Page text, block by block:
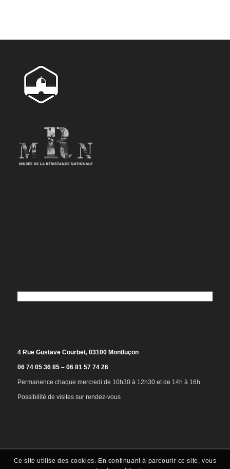
4 Rue Gustave Courbet, 03100 Montluçon
06 74 05 36 85 – 06 81 57 74 26
Permanence chaque mercredi de 10h30 à 12h30 et de 14h à 16h
Possibilité de visites sur rendez-vous
©2025 - Musée de la Résistance et de la Déportation de Montluçon et du
Ce site utilise des cookies. En continuant à parcourir ce site, vous